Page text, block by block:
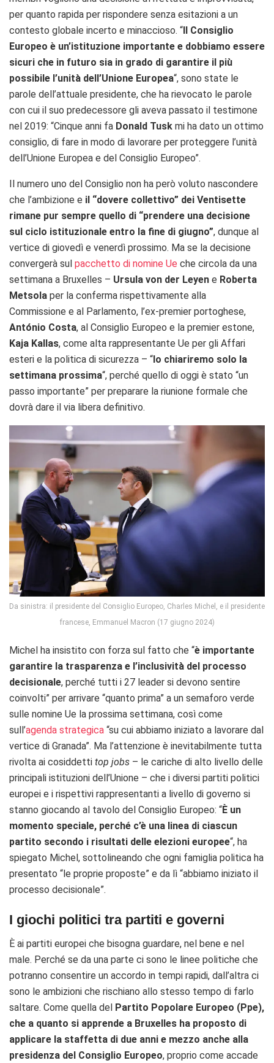
per quanto rapida per rispondere senza esitazioni a un
contesto globale incerto e minaccioso. “Il Consiglio
Europeo è un’istituzione importante e dobbiamo essere
sicuri che in futuro sia in grado di garantire il più
possibile l’unità dell’Unione Europea“, sono state le
parole dell’attuale presidente, che ha rievocato le parole
con cui il suo predecessore gli aveva passato il testimone
nel 2019: “Cinque anni fa Donald Tusk mi ha dato un ottimo
consiglio, di fare in modo di lavorare per proteggere l’unità
dell’Unione Europea e del Consiglio Europeo”.
Il numero uno del Consiglio non ha però voluto nascondere
che l’ambizione e il “dovere collettivo” dei Ventisette
rimane pur sempre quello di “prendere una decisione
sul ciclo istituzionale entro la fine di giugno”, dunque al
vertice di giovedì e venerdì prossimo. Ma se la decisione
convergerà sul pacchetto di nomine Ue che circola da una
settimana a Bruxelles – Ursula von der Leyen e Roberta
Metsola per la conferma rispettivamente alla
Commissione e al Parlamento, l’ex-premier portoghese,
António Costa, al Consiglio Europeo e la premier estone,
Kaja Kallas, come alta rappresentante Ue per gli Affari
esteri e la politica di sicurezza – “lo chiariremo solo la
settimana prossima“, perché quello di oggi è stato “un
passo importante” per preparare la riunione formale che
dovrà dare il via libera definitivo.
Da sinistra: il presidente del Consiglio Europeo, Charles Michel, e il presidente
francese, Emmanuel Macron (17 giugno 2024)
Michel ha insistito con forza sul fatto che “è importante
garantire la trasparenza e l’inclusività del processo
decisionale, perché tutti i 27 leader si devono sentire
coinvolti” per arrivare “quanto prima” a un semaforo verde
sulle nomine Ue la prossima settimana, così come
sull’agenda strategica “su cui abbiamo iniziato a lavorare dal
vertice di Granada”. Ma l’attenzione è inevitabilmente tutta
rivolta ai cosiddetti top jobs – le cariche di alto livello delle
principali istituzioni dell’Unione – che i diversi partiti politici
europei e i rispettivi rappresentanti a livello di governo si
stanno giocando al tavolo del Consiglio Europeo: “È un
momento speciale, perché c’è una linea di ciascun
partito secondo i risultati delle elezioni europee“, ha
spiegato Michel, sottolineando che ogni famiglia politica ha
presentato “le proprie proposte” e da lì “abbiamo iniziato il
processo decisionale”.
I giochi politici tra partiti e governi
È ai partiti europei che bisogna guardare, nel bene e nel
male. Perché se da una parte ci sono le linee politiche che
potranno consentire un accordo in tempi rapidi, dall’altra ci
sono le ambizioni che rischiano allo stesso tempo di farlo
saltare. Come quella del Partito Popolare Europeo (Ppe),
che a quanto si apprende a Bruxelles ha proposto di
applicare la staffetta di due anni e mezzo anche alla
presidenza del Consiglio Europeo, proprio come accade